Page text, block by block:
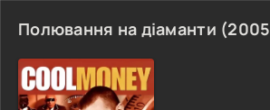
Полювання на діаманти (2005